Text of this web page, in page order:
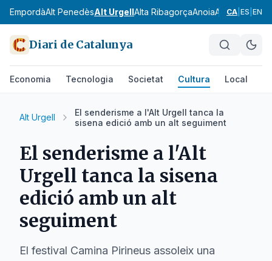
EmpordàAlt PenedèsAlt UrgellAlta RibagorçaAnoiaAranBages
CA ES EN
Diari de Catalunya
Economia Tecnologia Societat Cultura Local
Alt Urgell
El senderisme a l'Alt Urgell tanca la
sisena edició amb un alt seguiment
El senderisme a l'Alt
Urgell tanca la sisena
edició amb un alt
seguiment
El festival Camina Pirineus assoleix una